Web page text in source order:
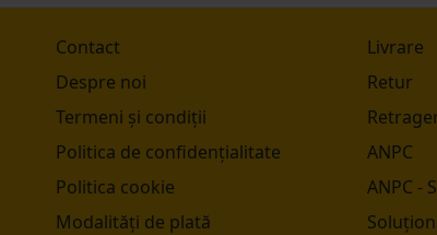
Contact
Despre noi
Termeni și condiții
Politica de confidențialitate
Politica cookie
Modalități de plată
Livrare
Retur
ANPC
ANPC -